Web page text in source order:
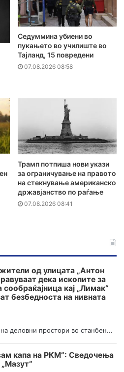
Седуммина убиени во
пукањето во училиште во
Тајланд, 15 повредени
07.08.2026 08:58
Трамп потпиша нови укази
за ограничување на правото
на стекнување американско
државјанство по раѓање
07.08.2026 08:41
од улицата „Антон
дека ископите за
кај „Лимак“
безбедноста на нивната
деловни простори во станбен...
капа на РКМ“: Сведочења
„Мазут“